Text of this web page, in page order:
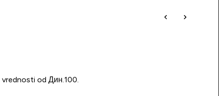
od Дин.100.